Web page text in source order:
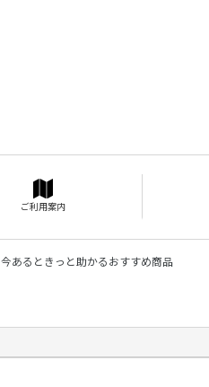
ご利用案内
今あるときっと助かるおすすめ商品